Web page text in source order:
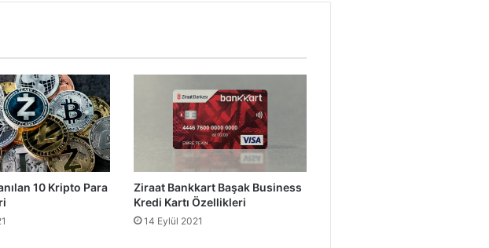
10 Kripto Para
Ziraat Bankkart Başak Business
Kredi Kartı Özellikleri
14 Eylül 2021